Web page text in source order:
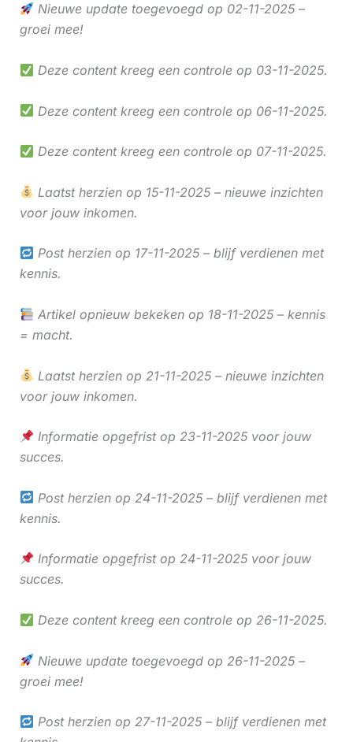
Nieuwe update toegevoegd op 02-11-2025 –
groei mee!
Deze content kreeg een controle op 03-11-2025.
Deze content kreeg een controle op 06-11-2025.
Deze content kreeg een controle op 07-11-2025.
Laatst herzien op 15-11-2025 – nieuwe inzichten
voor jouw inkomen.
Post herzien op 17-11-2025 – blijf verdienen met
kennis.
Artikel opnieuw bekeken op 18-11-2025 – kennis
= macht.
Laatst herzien op 21-11-2025 – nieuwe inzichten
voor jouw inkomen.
Informatie opgefrist op 23-11-2025 voor jouw
succes.
Post herzien op 24-11-2025 – blijf verdienen met
kennis.
Informatie opgefrist op 24-11-2025 voor jouw
succes.
Deze content kreeg een controle op 26-11-2025.
Nieuwe update toegevoegd op 26-11-2025 –
groei mee!
Post herzien op 27-11-2025 – blijf verdienen met